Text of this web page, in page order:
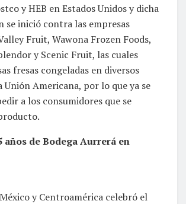
y HEB en Estados Unidos y dicha
se inició contra las empresas
Fruit, Wawona Frozen Foods,
y Scenic Fruit, las cuales
fresas congeladas en diversos
Unión Americana, por lo que ya se
a los consumidores que se
años de Bodega Aurrerá en
y Centroamérica celebró el